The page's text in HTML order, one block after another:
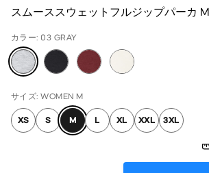
スムーススウェットフルジップパーカ
カラー: 03 GRAY
サイズ: WOMEN M
XS S M L XL XXL 3XL